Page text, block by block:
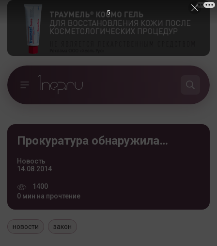
Прокуратура обнаружила…
Новость
14.08.2014
1400
0 мин на прочтение
новости закон
4